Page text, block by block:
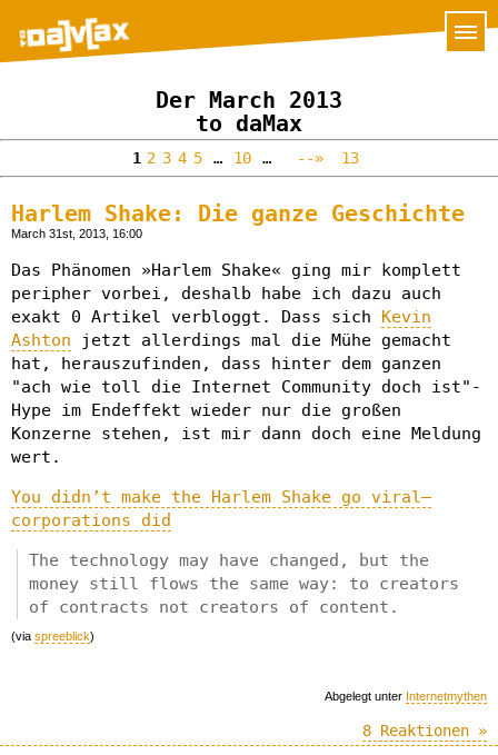
Der March 2013
to daMax
1 2 3 4 5 … 10 … --» 13
Harlem Shake: Die ganze Geschichte
March 31st, 2013, 16:00
Das Phänomen »Harlem Shake« ging mir komplett
peripher vorbei, deshalb habe ich dazu auch
exakt 0 Artikel verbloggt. Dass sich Kevin
Ashton jetzt allerdings mal die Mühe gemacht
hat, herauszufinden, dass hinter dem ganzen
"ach wie toll die Internet Community doch ist"-
Hype im Endeffekt wieder nur die großen
Konzerne stehen, ist mir dann doch eine Meldung
wert.
You didn’t make the Harlem Shake go viral—
corporations did
The technology may have changed, but the
money still flows the same way: to creators
of contracts not creators of content.
(via spreeblick)
Abgelegt unter Internetmythen
8 Reaktionen »